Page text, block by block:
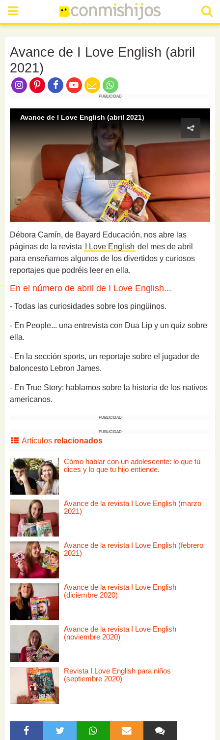
Avance de I Love English (abril
2021)
PUBLICIDAD
Avance de I Love English (abril 2021)
Débora Camín, de Bayard Educación, nos abre las
páginas de la revista
I Love English del mes de abril
para enseñarnos algunos de los divertidos y curiosos
reportajes que podréis leer en ella.
En el número de abril de I Love English...
- Todas las curiosidades sobre los pingüinos.
- En People... una entrevista con Dua Lip y un quiz sobre
ella.
- En la sección sports, un reportaje sobre el jugador de
baloncesto Lebron James.
- En True Story: hablamos sobre la historia de los nativos
americanos.
PUBLICIDAD
PUBLICIDAD
Artículos relacionados
Cómo hablar con un adolescente: lo que tú
dices y lo que tu hijo entiende.
Avance de la revista I Love English (marzo
2021)
Avance de la revista I Love English (febrero
2021)
Avance de la revista I Love English
(diciembre 2020)
Avance de la revista I Love English
(noviembre 2020)
Revista I Love English para niños
(septiembre 2020)